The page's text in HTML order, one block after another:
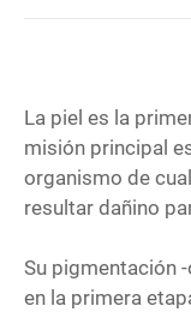
La piel es la
misión principal
organismo de
resultar dañino
Su pigmentación
en la primera